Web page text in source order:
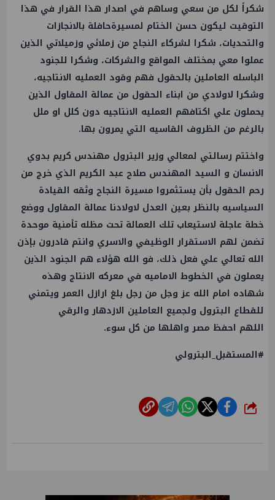
شكراً لكل من سعي وساهم في اصدار هذا القرار في هذا
التوقيت ليكون حسن الختام لمسيرةحافلة بالانجازات
والتحديات، شكرا لشركاء النجاح من زملائي وزميلاتي الذين
عملوا معي بمختلف المواقع والشركات، وشكرا للجنود
الباسله العاملين بالحقول فهم وقود العمليه الانتاجيه،
وشكرا لاولادي من ابناء الحقول من عمالة المقاول الذين
يحملون علي اكتافهم العمليه الانتاجيه دون كلل او ملل
بالرغم من الظروف القاسيه التي يمرون بها.
واختتم رسالتي لمعالي وزير البترول مهندس كريم بدوي
الانسان و السيد المهندس صلاح عبد الكريم الذي خرج من
رحم الحقول بأن يستثمروا مسيرة النجاح وثقه القيادة
السياسيه بالنظر بعين العدل لاولادنا عمالة المقاول ووضع
خطة عاجلة لاستيعاب تلك العمالة تحت مظله تأمنية موحدة
تضمن لهم الاستقرار الوظيفي والاسري وانتم قادرون بإذن
الله تعالي علي فعل ذلك، فو الله هؤلاء هم الجنود الذين
يعملون في الخطوط الاماميه في معركه الانتاج وهذه
شهاده امام الله عز وجل من رجل بلغ ارازل العمر ويتمني
للقطاع البترول ولجميع العاملين الازدهار والرقي
اللهم احفظ مصر واهلها من كل سوء.
#المستقبل_البترولي
شارك